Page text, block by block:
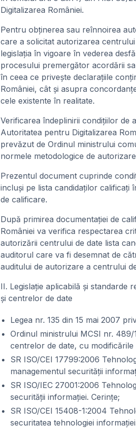
Digitalizarea României.
Pentru obţinerea sau reînnoirea
care a solicitat autorizarea
legislaţia în vigoare în vederea
procesului premergător acordării
în ceea ce priveşte declaraţiile
României, cât şi asupra
cele existente în realitate.
Verificarea îndeplinirii condiţiilor de
Autoritatea pentru Digitalizarea
prevăzut de Ordinul ministrului
normele metodologice de
Prezentul document cuprinde
incluşi pe lista candidaţilor calificaţi
de calificare.
După primirea documentaţiei de
României va verifica respectarea
autorizării centrului de date lista
auditorul care va fi desemnat de
auditului de autorizare a centrului
II. Legislaţie aplicabilă şi standarde
şi centrelor de date
Legea nr. 135 din 15 mai 2007
Ordinul ministrului MCSI nr.
centrelor de date, cu
SR ISO/CEI 17799:2006
managementul securităţii
SR ISO/IEC 27001:2006
securităţii informaţiei. Cerinţe;
SR ISO/CEI 15408-1:2004
securitatea tehnologiei